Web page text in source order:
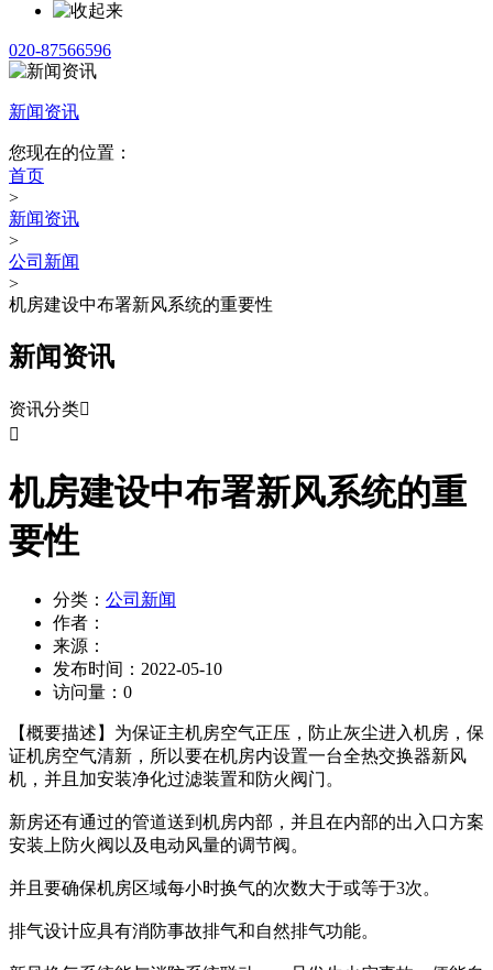
020-87566596
新闻资讯
您现在的位置：
首页
>
新闻资讯
>
公司新闻
>
机房建设中布署新风系统的重要性
新闻资讯
资讯分类

机房建设中布署新风系统的重
要性
分类： 公司新闻
作者：
来源：
发布时间： 2022-05-10
访问量： 0
【概要描述】 为保证主机房空气正压，防止灰尘进入机房，保
证机房空气清新，所以要在机房内设置一台全热交换器新风
机，并且加安装净化过滤装置和防火阀门。
新房还有通过的管道送到机房内部，并且在内部的出入口方案
安装上防火阀以及电动风量的调节阀。
并且要确保机房区域每小时换气的次数大于或等于3次。
排气设计应具有消防事故排气和自然排气功能。